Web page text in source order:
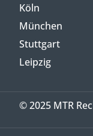
Köln
München
Stuttgart
Leipzig
© 2025 MTR